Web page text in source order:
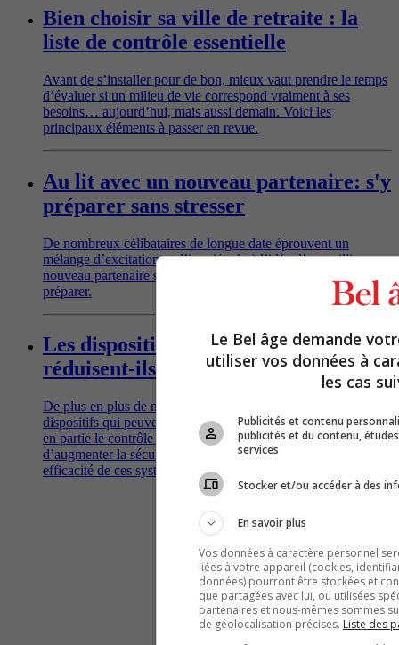
Bien choisir sa ville de retraite : la
liste de contrôle essentielle
Avant de s’installer pour de bon, mieux vaut prendre le temps
d’évaluer si un milieu de vie correspond vraiment à ses
besoins… aujourd’hui, mais aussi demain. Voici les
principaux éléments à passer en revue.
Au lit avec un nouveau partenaire: s'y
préparer sans stresser
De nombreux célibataires de longue date éprouvent un
mélange d’excitation et d’inquiétude à l’idée d’accueillir un
nouveau partenaire sous la couette. Conseils pour s’y
préparer.
Les dispositifs d’aide à la conduite
réduisent-ils vraiment les accidents?
De plus en plus de nouvelles voitures sont équipées de
dispositifs qui peuvent alerter le conducteur et même prendre
en partie le contrôle à sa place, théoriquement dans le but
d’augmenter la sécurité sur les routes. Qu'en est-il de la réelle
efficacité de ces systèmes?
Le Bel âge demande
utiliser vos données à
les cas
Publicités et contenu
publicités et du contenu,
services
Stocker et/ou accéder à des
En savoir plus
Vos données à caractère personnel
liées à votre appareil (cookies,
données) pourront être stockées et
que partagées avec lui, ou utilisées
partenaires et nous-mêmes sommes
de géolocalisation précises. Liste des